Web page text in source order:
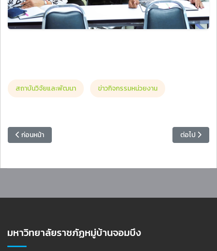
สถาบันวิจัยและพัฒนา ข่าวกิจกรรมหน่วยงาน
เนื้อหาก่อนหน้า: วิทยาลัยมวยไทยศึกษาฯ จัดสัมมนาหลังฝึกประสบการณ์
ก่อนหน้า เนื้อหาถัดไ
ต่อไป
มหาวิทยาลัยราชภัฏหมู่บ้านจอมบึง